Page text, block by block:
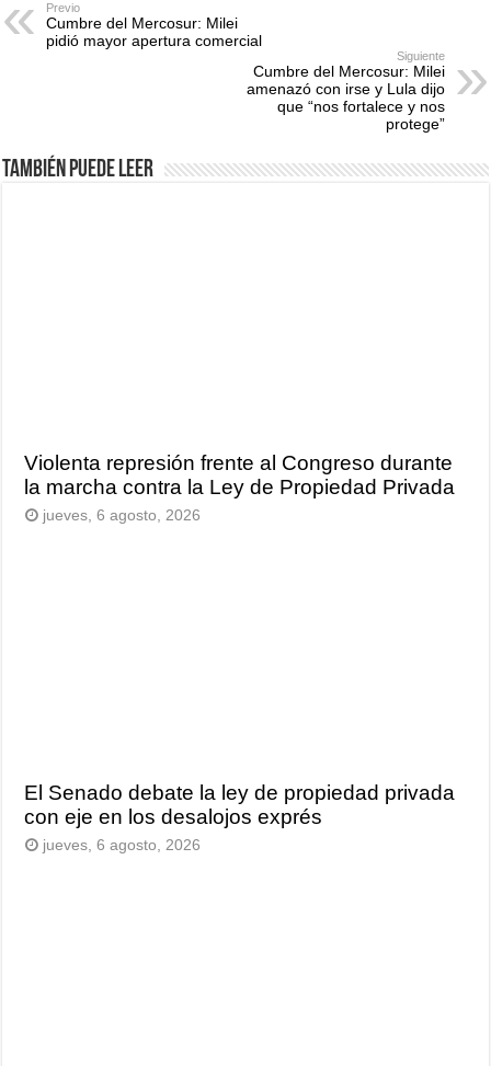
Previo
Cumbre del Mercosur: Milei
pidió mayor apertura comercial
Siguiente
Cumbre del Mercosur: Milei
amenazó con irse y Lula dijo
que “nos fortalece y nos
protege”
También puede leer
Violenta represión frente al Congreso durante
la marcha contra la Ley de Propiedad Privada
jueves, 6 agosto, 2026
El Senado debate la ley de propiedad privada
con eje en los desalojos exprés
jueves, 6 agosto, 2026